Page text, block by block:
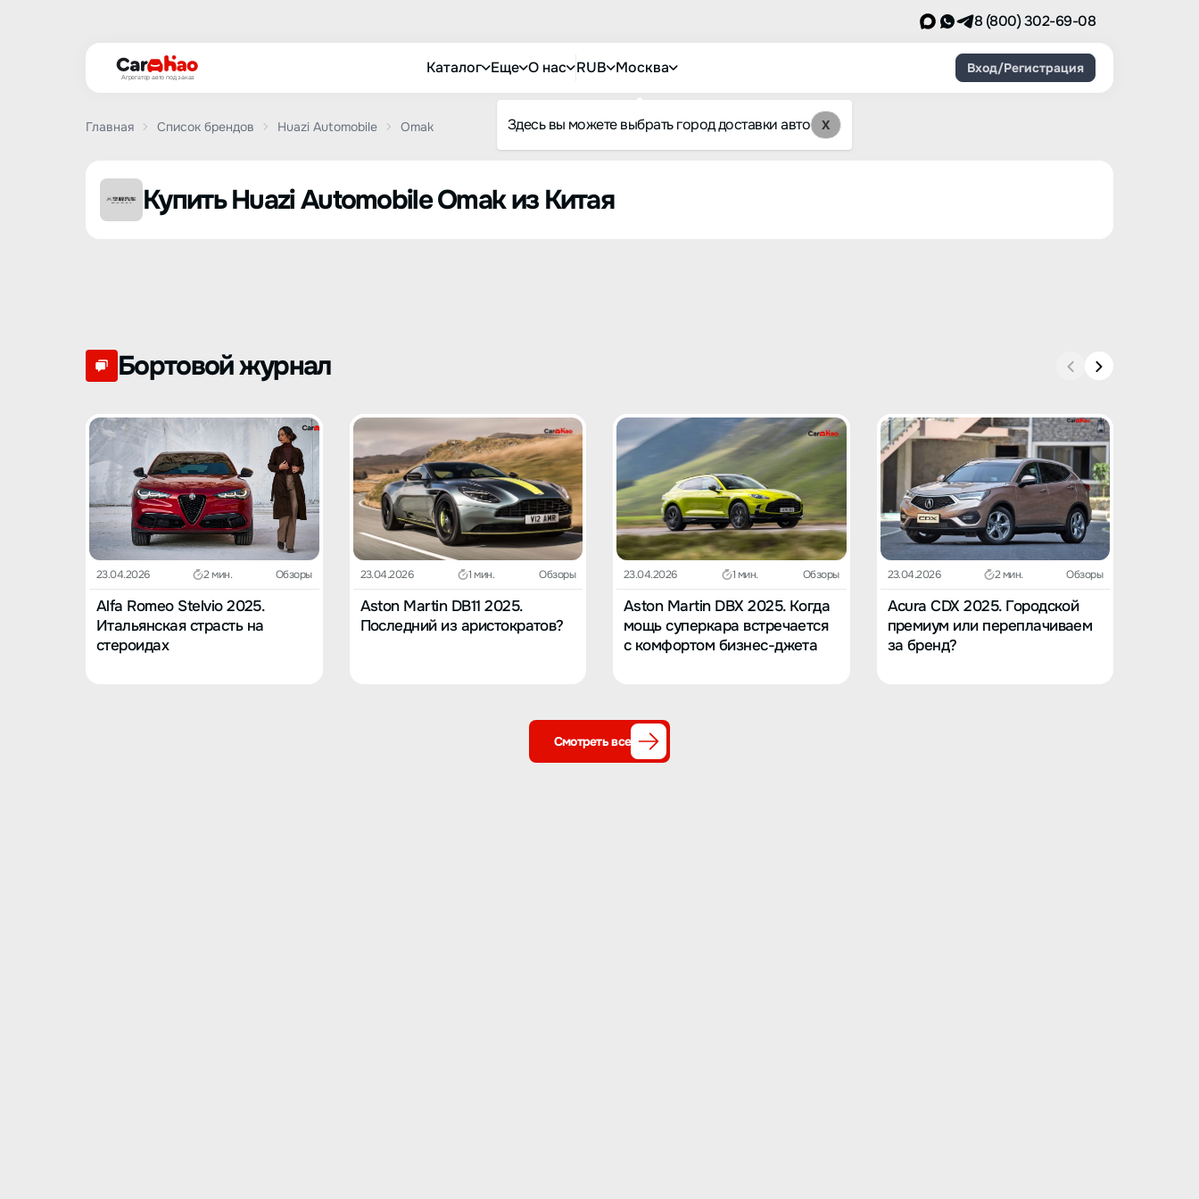
8 (800) 302-69-08
Агрегатор авто под заказ
Каталог Еще О нас RUB Москва
Здесь вы можете выбрать город доставки авто X
Вход/Регистрация
Главная Список брендов Huazi Automobile Omak
Купить Huazi Automobile Omak из Китая
Бортовой журнал
23.04.2026 2 мин. Обзоры
Alfa Romeo Stelvio 2025.
Итальянская страсть на
стероидах
23.04.2026 1 мин. Обзоры
Aston Martin DB11 2025.
Последний из аристократов?
23.04.2026 1 мин. Обзоры
Aston Martin DBX 2025. Когда
мощь суперкара встречается
с комфортом бизнес-джета
23.04.2026 2 мин. Обзоры
Acura CDX 2025. Городской
премиум или переплачиваем
за бренд?
Смотреть все